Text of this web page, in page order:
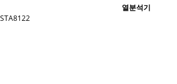
열분석기
STA8122